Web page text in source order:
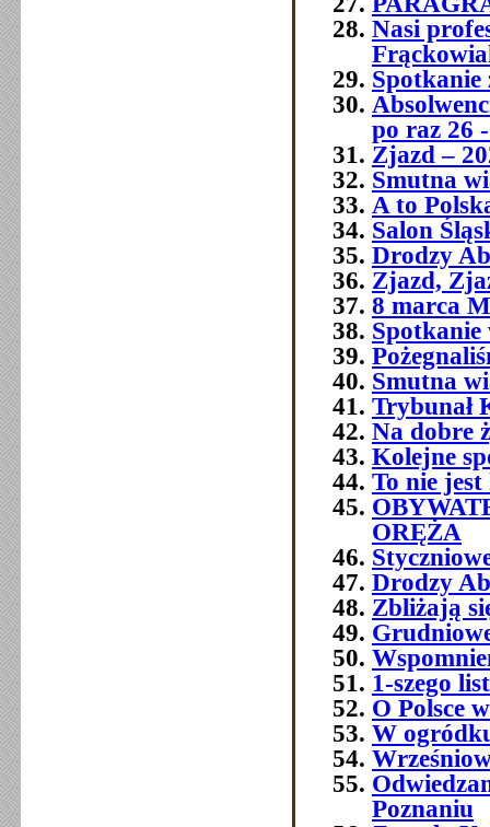
Nasi
Spotkanie
po raz 26
Zjazd –
Smutna
A to
Salon
Drodzy
Zjazd,
8 marca
Spotkanie
Smutna
Trybunał
Na dobre
Kolejne
To nie
ORĘŻA
Drodzy
Zbliżają
1-szego
O Polsce
W
Poznaniu